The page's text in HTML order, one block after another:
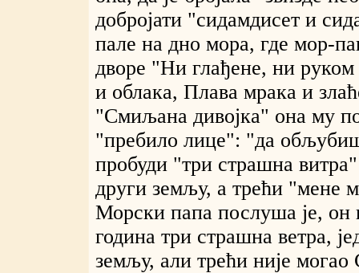
добројати "сидамдисет и
пале на дно мора, где мор-
дворе "Ни глађене, ни
и облака, Плава мрака и
"Смиљана дивојка" она му
"пребило лице": "да
пробуди "три страшна
други земљу, а трећи "мене
Морски папа послуша је, он
година три страшна ветра,
земљу, али трећи није